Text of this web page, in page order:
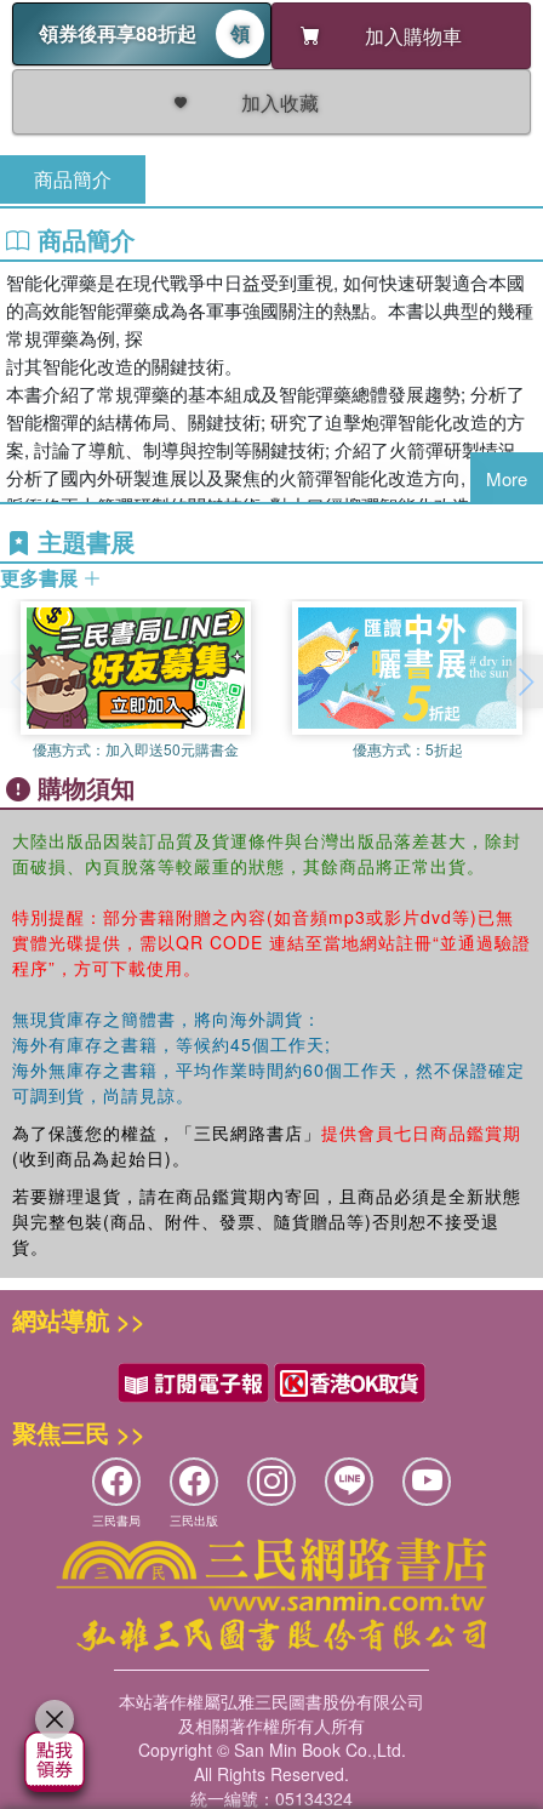
領券後再享88折起
領 加入購物車
加入收藏
商品簡介
商品簡介
智能化彈藥是在現代戰爭中日益受到重視, 如何快速研製適合本國
的高效能智能彈藥成為各軍事強國關注的熱點。本書以典型的幾種
常規彈藥為例, 探
討其智能化改造的關鍵技術。
本書介紹了常規彈藥的基本組成及智能彈藥總體發展趨勢; 分析了
智能榴彈的結構佈局、關鍵技術; 研究了迫擊炮彈智能化改造的方
案, 討論了導航、制導與控制等關鍵技術; 介紹了火箭彈研製情況,
分析了國內外研製進展以及聚焦的火箭彈智能化改造方向, 討論了
脈衝修正火箭彈研製的關鍵技術; 對小口徑榴彈智能化改造方案進
行了探討, 重點探討了定距起爆的關鍵技術。
本書可作為彈藥專業、引信專業的技術人員進行科研設計的參考用
書, 也可以作為相關專業本科和研究生的教學參考書。
More
主題書展
更多書展
優惠方式： 加入即送50元購書金 優惠方式： 5折起
購物須知
大陸出版品因裝訂品質及貨運條件與台灣出版品落差甚大，除封
面破損、內頁脫落等較嚴重的狀態，其餘商品將正常出貨。
特別提醒：部分書籍附贈之內容(如音頻mp3或影片dvd等)已無
實體光碟提供，需以QR CODE 連結至當地網站註冊“並通過驗證
程序”，方可下載使用。
無現貨庫存之簡體書，將向海外調貨：
海外有庫存之書籍，等候約45個工作天;
海外無庫存之書籍，平均作業時間約60個工作天，然不保證確定
可調到貨，尚請見諒。
為了保護您的權益，「三民網路書店」 提供會員七日商品鑑賞期
(收到商品為起始日)。
若要辦理退貨，請在商品鑑賞期內寄回，且商品必須是全新狀態
與完整包裝(商品、附件、發票、隨貨贈品等)否則恕不接受退
貨。
網站導航 >>
聚焦三民 >>
三民書局 三民出版
本站著作權屬弘雅三民圖書股份有限公司
及相關著作權所有人所有
Copyright © San Min Book Co.,Ltd.
All Rights Reserved.
統一編號：05134324